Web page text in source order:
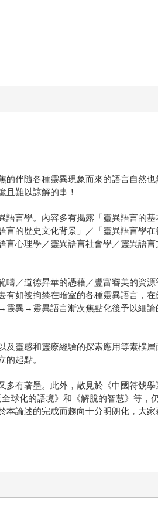
伴隨各種靈異現象而來的語言自然
且難以諒解的事！
言學。內容多有揭露「靈異語言的
的歴史文化背景」／「靈異語言學
心理學／靈異語言社會學／靈異語
／道德昇華的憑藉／豐富審美的資
如被拘禁在暗室的各種靈異語言，
異→靈異語言漸次焦點化後予以細
靈感和靈療經驗的探索應用等素樸
起點。
有著墨。此外，散見於《中國符號
化的語境》和《解脫的智慧》等，
論述的完成而趨向十分明朗化，大